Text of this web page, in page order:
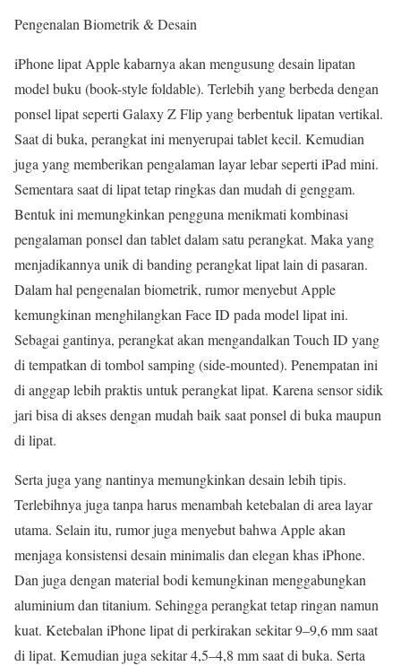
Pengenalan Biometrik & Desain
iPhone lipat Apple kabarnya akan mengusung desain lipatan
model buku (book-style foldable). Terlebih yang berbeda dengan
ponsel lipat seperti Galaxy Z Flip yang berbentuk lipatan vertikal.
Saat di buka, perangkat ini menyerupai tablet kecil. Kemudian
juga yang memberikan pengalaman layar lebar seperti iPad mini.
Sementara saat di lipat tetap ringkas dan mudah di genggam.
Bentuk ini memungkinkan pengguna menikmati kombinasi
pengalaman ponsel dan tablet dalam satu perangkat. Maka yang
menjadikannya unik di banding perangkat lipat lain di pasaran.
Dalam hal pengenalan biometrik, rumor menyebut Apple
kemungkinan menghilangkan Face ID pada model lipat ini.
Sebagai gantinya, perangkat akan mengandalkan Touch ID yang
di tempatkan di tombol samping (side-mounted). Penempatan ini
di anggap lebih praktis untuk perangkat lipat. Karena sensor sidik
jari bisa di akses dengan mudah baik saat ponsel di buka maupun
di lipat.
Serta juga yang nantinya memungkinkan desain lebih tipis.
Terlebihnya juga tanpa harus menambah ketebalan di area layar
utama. Selain itu, rumor juga menyebut bahwa Apple akan
menjaga konsistensi desain minimalis dan elegan khas iPhone.
Dan juga dengan material bodi kemungkinan menggabungkan
aluminium dan titanium. Sehingga perangkat tetap ringan namun
kuat. Ketebalan iPhone lipat di perkirakan sekitar 9–9,6 mm saat
di lipat. Kemudian juga sekitar 4,5–4,8 mm saat di buka. Serta